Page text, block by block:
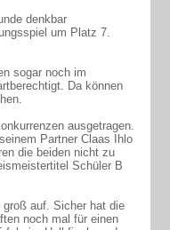
denkbar
um Platz 7.
sogar noch im
Da können
ausgetragen.
Partner Claas Ihlo
die beiden nicht zu
Schüler B
auf. Sicher hat die
noch mal für einen